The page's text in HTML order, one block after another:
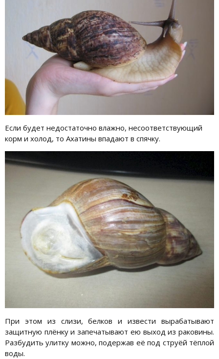
Если будет недостаточно влажно, несоответствующий
корм и холод, то Ахатины впадают в спячку.
При этом из слизи, белков и извести вырабатывают
защитную плёнку и запечатывают ею выход из раковины.
Разбудить улитку можно, подержав её под струёй тёплой
воды.